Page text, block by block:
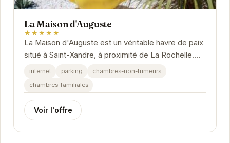
La Maison d'Auguste
★★★★★
La Maison d'Auguste est un véritable havre de paix
situé à Saint-Xandre, à proximité de La Rochelle.
Elle offre un cadre idéal pour des...
internet parking
chambres-non-fumeurs
chambres-familiales
Voir l'offre